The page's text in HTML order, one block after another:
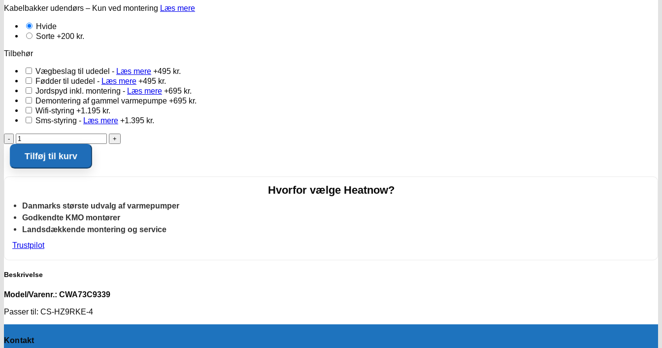
Kabelbakker udendørs – Kun ved montering Læs mere
Hvide
Sorte +200 kr.
Tilbehør
Vægbeslag til udedel - Læs mere +495 kr.
Fødder til udedel - Læs mere +495 kr.
Jordspyd inkl. montering - Læs mere +695 kr.
Demontering af gammel varmepumpe +695 kr.
Wifi-styring +1.195 kr.
Sms-styring - Læs mere +1.395 kr.
Panasonic
Print
HZ9RKE-
Tilføj til kurv
Hvorfor vælge Heatnow?
Danmarks største udvalg af varmepumper
Godkendte KMO montører
Landsdækkende montering og service
Trustpilot
Beskrivelse
Model/Varenr.: CWA73C9339
Passer til: CS-HZ9RKE-4
Kontakt